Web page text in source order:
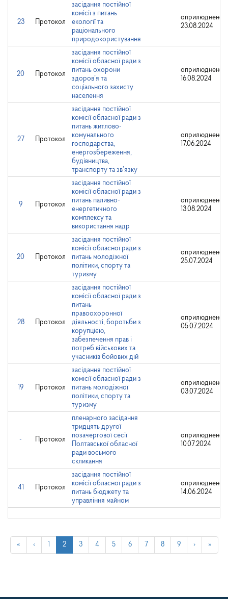
23 Протокол
засідання постійної
комісії з питань
екології та
раціонального
природокористування
оприлюднено:
23.08.2024
20 Протокол
засідання постійної
комісії обласної ради з
питань охорони
здоров’я та
соціального захисту
населення
оприлюднено:
16.08.2024
27 Протокол
засідання постійної
комісії обласної ради з
питань житлово-
комунального
господарства,
енергозбереження,
будівництва,
транспорту та зв’язку
оприлюднено:
17.06.2024
9 Протокол
засідання постійної
комісії обласної ради з
питань паливно-
енергетичного
комплексу та
використання надр
оприлюднено:
13.08.2024
20 Протокол
засідання постійної
комісії обласної ради з
питань молодіжної
політики, спорту та
туризму
оприлюднено:
25.07.2024
28 Протокол
засідання постійної
комісії обласної ради з
питань
правоохоронної
діяльності, боротьби з
корупцією,
забезпечення прав і
потреб військових та
учасників бойових дій
оприлюднено:
05.07.2024
19 Протокол
засідання постійної
комісії обласної ради з
питань молодіжної
політики, спорту та
туризму
оприлюднено:
03.07.2024
- Протокол
пленарного засідання
тридцять другої
позачергової сесії
Полтавської обласної
ради восьмого
скликання
оприлюднено:
10.07.2024
41 Протокол
засідання постійної
комісії обласної ради з
питань бюджету та
управління майном
оприлюднено:
14.06.2024
« ‹ 2 3 4 5 6 7 8 9 › »